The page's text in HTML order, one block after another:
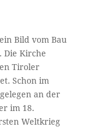
Bild vom Bau
Die Kirche
Tiroler
Schon im
an der
im 18.
Weltkrieg